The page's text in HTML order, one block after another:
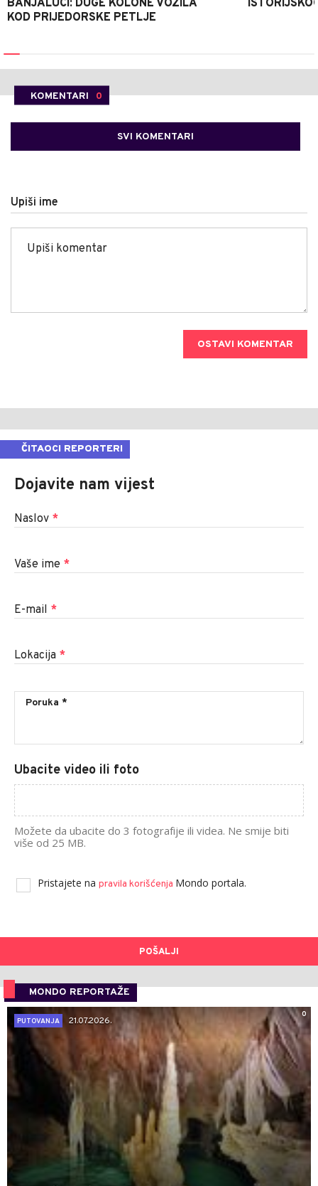
BANJALUCI: DUGE KOLONE VOZILA
KOD PRIJEDORSKE PETLJE
KOMENTARI 0
SVI KOMENTARI
Upiši ime
OSTAVI KOMENTAR
ČITAOCI REPORTERI
Dojavite nam vijest
Naslov *
Vaše ime *
E-mail *
Lokacija *
Ubacite video ili foto
Možete da ubacite do 3 fotografije ili videa. Ne smije biti
više od 25 MB.
Pristajete na pravila korišćenja Mondo portala.
POŠALJI
MONDO REPORTAŽE
0
PUTOVANJA
21.07.2026.